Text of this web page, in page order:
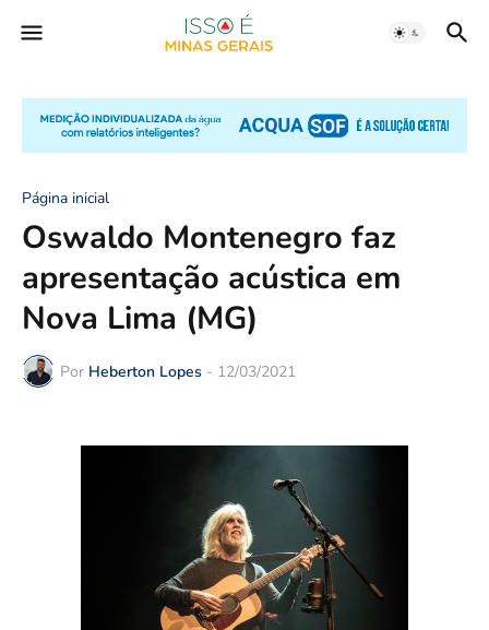
Página inicial
Oswaldo Montenegro faz
apresentação acústica em
Nova Lima (MG)
Por Heberton Lopes - 12/03/2021